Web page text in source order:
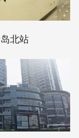
北站